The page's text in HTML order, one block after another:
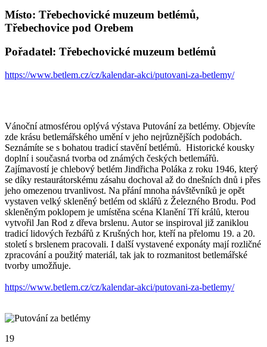
Místo: Třebechovické muzeum betlémů,
Třebechovice pod Orebem
Pořadatel: Třebechovické muzeum betlémů
https://www.betlem.cz/cz/kalendar-akci/putovani-za-betlemy/
Vánoční atmosférou oplývá výstava Putování za betlémy. Objevíte
zde krásu betlemářského umění v jeho nejrůznějších podobách.
Seznámíte se s bohatou tradicí stavění betlémů. Historické kousky
doplní i současná tvorba od známých českých betlemářů.
Zajímavostí je chlebový betlém Jindřicha Poláka z roku 1946, který
se díky restaurátorskému zásahu dochoval až do dnešních dnů i přes
jeho omezenou trvanlivost. Na přání mnoha návštěvníků je opět
vystaven velký skleněný betlém od sklářů z Železného Brodu. Pod
skleněným poklopem je umístěna scéna Klanění Tří králů, kterou
vytvořil Jan Rod z dřeva brslenu. Autor se inspiroval již zaniklou
tradicí lidových řezbářů z Krušných hor, kteří na přelomu 19. a 20.
století s brslenem pracovali. I další vystavené exponáty mají rozličné
zpracování a použitý materiál, tak jak to rozmanitost betlemářské
tvorby umožňuje.
https://www.betlem.cz/cz/kalendar-akci/putovani-za-betlemy/
19